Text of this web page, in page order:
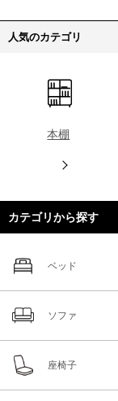
人気のカテゴリ
本棚
カテゴリから探す
ベッド
ソファ
座椅子